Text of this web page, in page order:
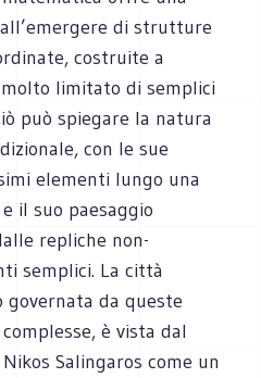
di strutture
costruite a
limitato di semplici
può spiegare la natura
con le sue
elementi lungo una
il suo paesaggio
repliche non-
semplici. La città
da queste
è vista dal
Salingaros come un